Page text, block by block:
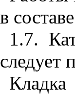
в
1.7.
следует